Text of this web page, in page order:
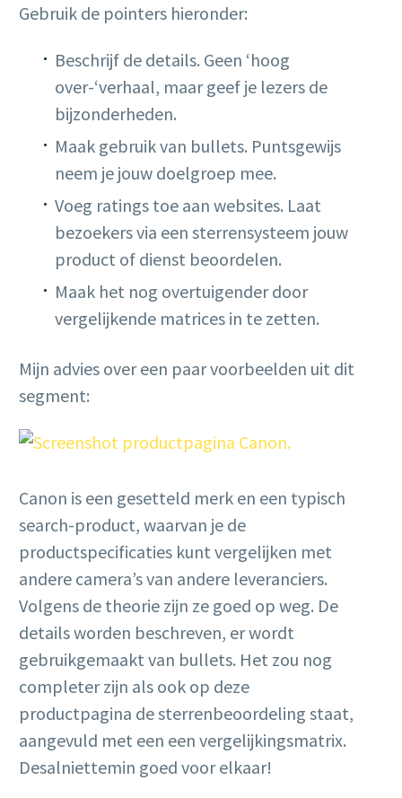
Gebruik de pointers hieronder:
Beschrijf de details. Geen ‘hoog
over-‘verhaal, maar geef je lezers de
bijzonderheden.
Maak gebruik van bullets. Puntsgewijs
neem je jouw doelgroep mee.
Voeg ratings toe aan websites. Laat
bezoekers via een sterrensysteem jouw
product of dienst beoordelen.
Maak het nog overtuigender door
vergelijkende matrices in te zetten.
Mijn advies over een paar voorbeelden uit dit
segment:
Canon is een gesetteld merk en een typisch
search-product, waarvan je de
productspecificaties kunt vergelijken met
andere camera’s van andere leveranciers.
Volgens de theorie zijn ze goed op weg. De
details worden beschreven, er wordt
gebruikgemaakt van bullets. Het zou nog
completer zijn als ook op deze
productpagina de sterrenbeoordeling staat,
aangevuld met een een vergelijkingsmatrix.
Desalniettemin goed voor elkaar!